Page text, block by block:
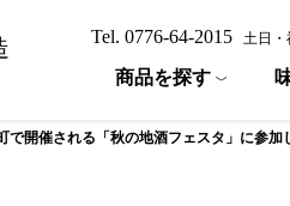
Tel. 0776-64-2015 土日・
商品を探す
で開催される「秋の地酒フェスタ」に参加